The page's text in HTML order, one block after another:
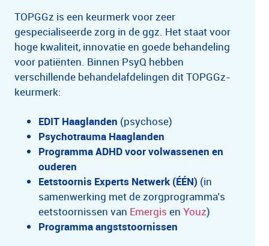
TOPGGz is een keurmerk voor zeer
gespecialiseerde zorg in de ggz. Het staat voor
hoge kwaliteit, innovatie en goede behandeling
voor patiënten. Binnen PsyQ hebben
verschillende behandelafdelingen dit TOPGGz-
keurmerk:
EDIT Haaglanden (psychose)
Psychotrauma Haaglanden
Programma ADHD voor volwassenen en
ouderen
Eetstoornis Experts Netwerk (ÉÉN) (in
samenwerking met de zorgprogramma’s
eetstoornissen van Emergis en Youz)
Programma angststoornissen